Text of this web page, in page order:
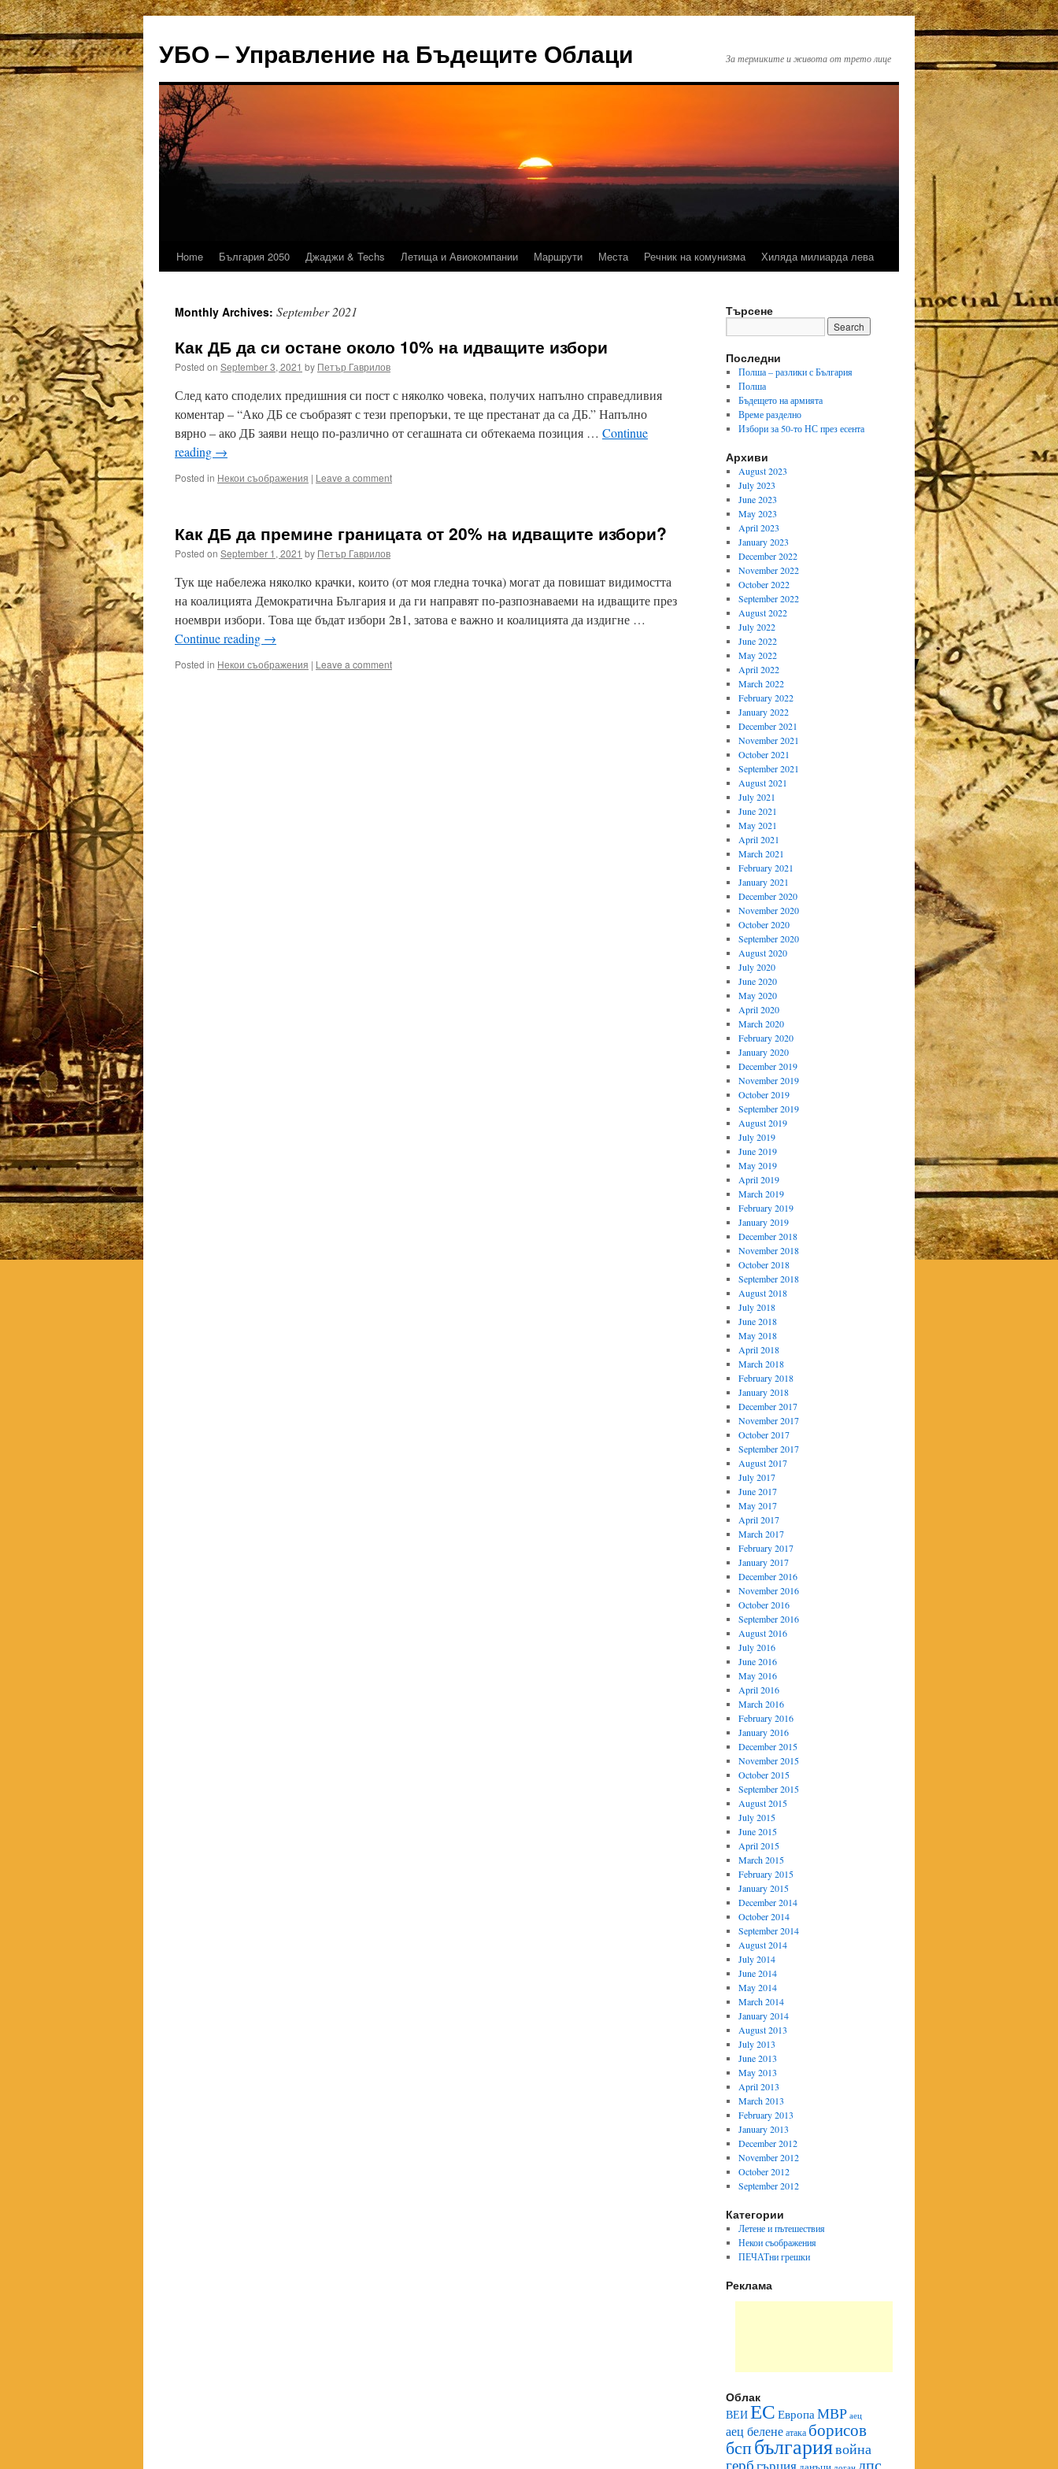
УБО – Управление на Бъдещите Облаци За термиките и живота от трето лице
Skip
content
Home България 2050 Джаджи & Techs Летища и Авиокомпании Маршрути Места Речник на комунизма Хиляда милиарда лева
Monthly Archives: September 2021
Как ДБ да си остане около 10% на идващите избори
Posted on September 3, 2021 by Петър Гаврилов
След като споделих предишния си пост с няколко човека, получих напълно справедливия
коментар – “Ако ДБ се съобразят с тези препоръки, те ще престанат да са ДБ.” Напълно
вярно – ако ДБ заяви нещо по-различно от сегашната си обтекаема позиция … Continue
reading →
Posted in Некои съображения | Leave a comment
Как ДБ да премине границата от 20% на идващите избори?
Posted on September 1, 2021 by Петър Гаврилов
Тук ще набележа няколко крачки, които (от моя гледна точка) могат да повишат видимостта
на коалицията Демократична България и да ги направят по-разпознаваеми на идващите през
ноември избори. Това ще бъдат избори 2в1, затова е важно и коалицията да издигне …
Continue reading →
Posted in Некои съображения | Leave a comment
Търсене
Последни
Полша – разлики с България
Полша
Бъдещето на армията
Време разделно
Избори за 50-то НС през есента
Архиви
August 2023
July 2023
June 2023
May 2023
April 2023
January 2023
December 2022
November 2022
October 2022
September 2022
August 2022
July 2022
June 2022
May 2022
April 2022
March 2022
February 2022
January 2022
December 2021
November 2021
October 2021
September 2021
August 2021
July 2021
June 2021
May 2021
April 2021
March 2021
February 2021
January 2021
December 2020
November 2020
October 2020
September 2020
August 2020
July 2020
June 2020
May 2020
April 2020
March 2020
February 2020
January 2020
December 2019
November 2019
October 2019
September 2019
August 2019
July 2019
June 2019
May 2019
April 2019
March 2019
February 2019
January 2019
December 2018
November 2018
October 2018
September 2018
August 2018
July 2018
June 2018
May 2018
April 2018
March 2018
February 2018
January 2018
December 2017
November 2017
October 2017
September 2017
August 2017
July 2017
June 2017
May 2017
April 2017
March 2017
February 2017
January 2017
December 2016
November 2016
October 2016
September 2016
August 2016
July 2016
June 2016
May 2016
April 2016
March 2016
February 2016
January 2016
December 2015
November 2015
October 2015
September 2015
August 2015
July 2015
June 2015
April 2015
March 2015
February 2015
January 2015
December 2014
October 2014
September 2014
August 2014
July 2014
June 2014
May 2014
March 2014
January 2014
August 2013
July 2013
June 2013
May 2013
April 2013
March 2013
February 2013
January 2013
December 2012
November 2012
October 2012
September 2012
Категории
Летене и пътешествия
Некои съображения
ПЕЧАТни грешки
Реклама
Облак
ВЕИЕС ЕвропаМВР аец
аец беленеатака борисов
бспбългариявойна
герб дпс